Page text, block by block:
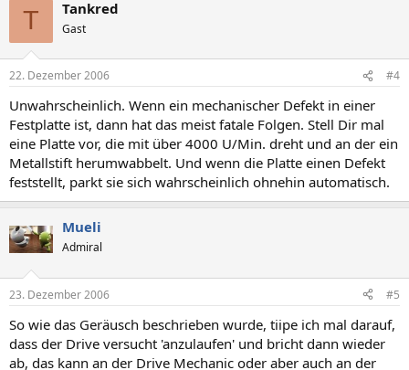
T Tankred
Gast
22. Dezember 2006 #4
Unwahrscheinlich. Wenn ein mechanischer Defekt in einer
Festplatte ist, dann hat das meist fatale Folgen. Stell Dir mal
eine Platte vor, die mit über 4000 U/Min. dreht und an der ein
Metallstift herumwabbelt. Und wenn die Platte einen Defekt
feststellt, parkt sie sich wahrscheinlich ohnehin automatisch.
Mueli
Admiral
23. Dezember 2006 #5
So wie das Geräusch beschrieben wurde, tiipe ich mal darauf,
dass der Drive versucht 'anzulaufen' und bricht dann wieder
ab, das kann an der Drive Mechanic oder aber auch an der